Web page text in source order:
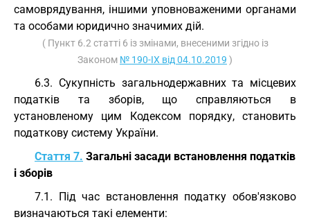
самоврядування, іншими уповноваженими органами
та особами юридично значимих дій.
( Пункт 6.2 статті 6 із змінами, внесеними згідно із
Законом № 190-IX від 04.10.2019 )
6.3. Сукупність загальнодержавних та місцевих
податків та зборів, що справляються в
установленому цим Кодексом порядку, становить
податкову систему України.
Стаття 7. Загальні засади встановлення податків
і зборів
7.1. Під час встановлення податку обов'язково
визначаються такі елементи: